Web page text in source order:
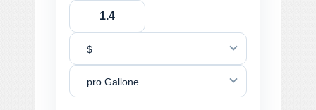
$
pro Gallone